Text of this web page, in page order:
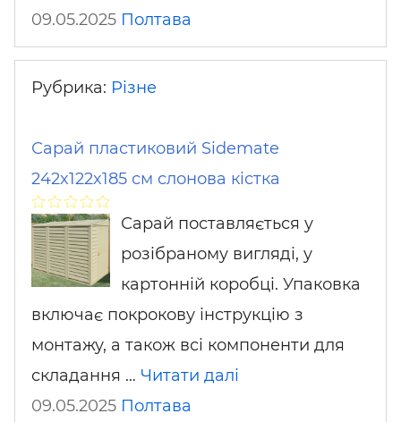
09.05.2025 Полтава
Рубрика: Різне
Сарай пластиковий Sidemate
242x122x185 см слонова кістка
Сарай поставляється у
розібраному вигляді, у
картонній коробці. Упаковка
включає покрокову інструкцію з
монтажу, а також всі компоненти для
складання … Читати далі
09.05.2025 Полтава